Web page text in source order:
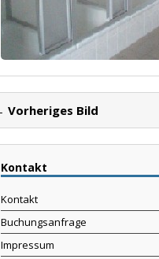
Vorheriges Bild
Kontakt
Kontakt
Buchungsanfrage
Impressum